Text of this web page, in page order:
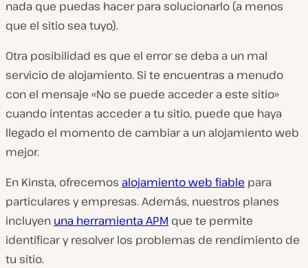
nada que puedas hacer para solucionarlo (a menos
que el sitio sea tuyo).
Otra posibilidad es que el error se deba a un mal
servicio de alojamiento. Si te encuentras a menudo
con el mensaje «No se puede acceder a este sitio»
cuando intentas acceder a tu sitio, puede que haya
llegado el momento de cambiar a un alojamiento web
mejor.
En Kinsta, ofrecemos alojamiento web fiable para
particulares y empresas. Además, nuestros planes
incluyen una herramienta APM que te permite
identificar y resolver los problemas de rendimiento de
tu sitio.